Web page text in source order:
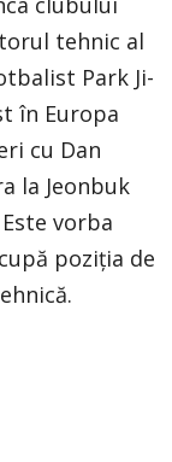
tehnic al
Park Ji-
în Europa
cu Dan
la Jeonbuk
vorba
poziția de